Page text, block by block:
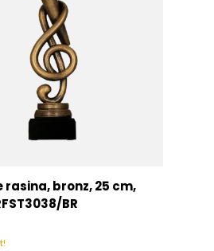
rasina, bronz, 25 cm,
BR